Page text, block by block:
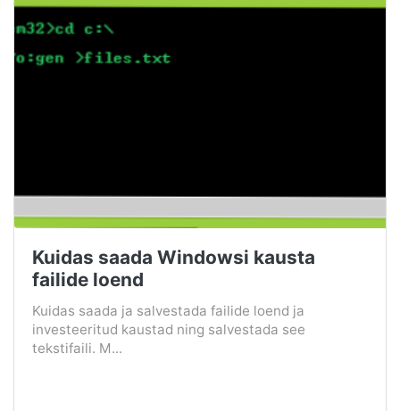
Kuidas saada Windowsi kausta
failide loend
Kuidas saada ja salvestada failide loend ja
investeeritud kaustad ning salvestada see
tekstifaili. M...